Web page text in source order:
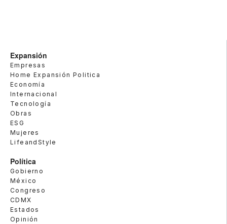
Expansión
Empresas
Home Expansión Politica
Economía
Internacional
Tecnología
Obras
ESG
Mujeres
LifeandStyle
Política
Gobierno
México
Congreso
CDMX
Estados
Opinión